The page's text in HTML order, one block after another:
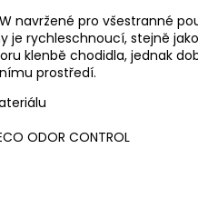
W navržené pro
je rychleschnoucí, stejně
klenbě chodidla, jednak
prostředí.
ODOR CONTROL